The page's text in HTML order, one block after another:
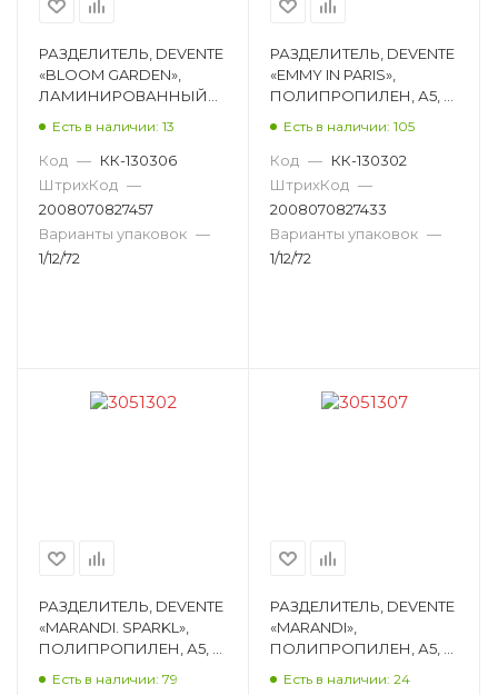
РАЗДЕЛИТЕЛЬ, DEVENTE
«BLOOM GARDEN»,
ЛАМИНИРОВАННЫЙ
Есть в наличии: 13
Код — КК-130306
ШтрихКод —
2008070827457
Варианты упаковок —
1/12/72
РАЗДЕЛИТЕЛЬ, DEVENTE
«EMMY IN PARIS»,
ПОЛИПРОПИЛЕН, А5, 5
Есть в наличии: 105
Код — КК-130302
ШтрихКод —
2008070827433
Варианты упаковок —
1/12/72
РАЗДЕЛИТЕЛЬ, DEVENTE
«MARANDI. SPARKL»,
ПОЛИПРОПИЛЕН, А5, 5
Есть в наличии: 79
РАЗДЕЛИТЕЛЬ, DEVENTE
«MARANDI»,
ПОЛИПРОПИЛЕН, А5, 5
Есть в наличии: 24